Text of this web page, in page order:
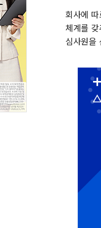
회사에
체계를
심사원을